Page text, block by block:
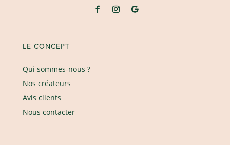
LE CONCEPT
Qui sommes-nous ?
Nos créateurs
Avis clients
Nous contacter